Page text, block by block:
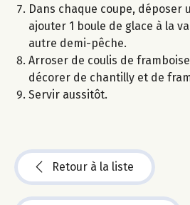
Dans chaque coupe, déposer
ajouter 1 boule de glace à la
autre demi-pêche.
Arroser de coulis de
décorer de chantilly et de
Servir aussitôt.
Retour à la liste